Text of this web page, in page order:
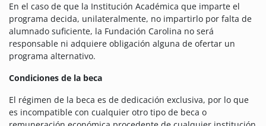
En el caso de que la Institución Académica que imparte el
programa decida, unilateralmente, no impartirlo por falta de
alumnado suficiente, la Fundación Carolina no será
responsable ni adquiere obligación alguna de ofertar un
programa alternativo.
Condiciones de la beca
El régimen de la beca es de dedicación exclusiva, por lo que
es incompatible con cualquier otro tipo de beca o